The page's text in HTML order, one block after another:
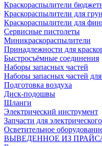
Краскораспылители
Краскораспылители для
Краскораспылители для
Сервисные пистолеты
Миникраскораспылители
Принадлежности для
Быстросъёмные соединения
Наборы запасных частей
Наборы запасных частей
Подготовка воздуха
Диск-подошвы
Шланги
Электрический инструмент
Запчасти для
Осветительное
ВЫВЕДЕННОЕ ИЗ